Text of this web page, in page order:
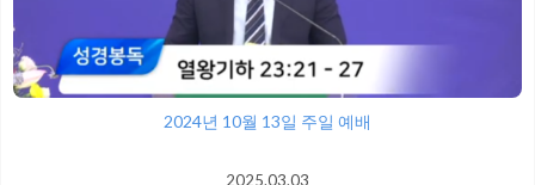
2024년 10월 13일 주일 예배
2025.03.03